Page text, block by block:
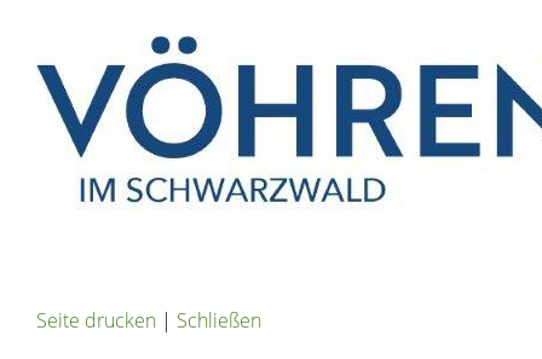
Seite drucken | Schließen